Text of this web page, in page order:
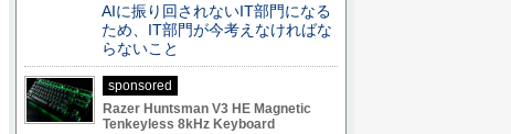
AIに振り回されないIT部門になる
ため、IT部門が今考えなければな
らないこと
sponsored
Razer Huntsman V3 HE Magnetic
Tenkeyless 8kHz Keyboard